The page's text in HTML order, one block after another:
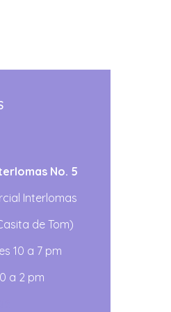
No. 5
Interlomas
de Tom)
10 a 7 pm
a 2 pm